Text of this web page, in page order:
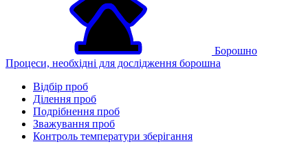
Борошно
Процеси, необхідні для дослідження борошна
Відбір проб
Ділення проб
Подрібнення проб
Зважування проб
Контроль температури зберігання